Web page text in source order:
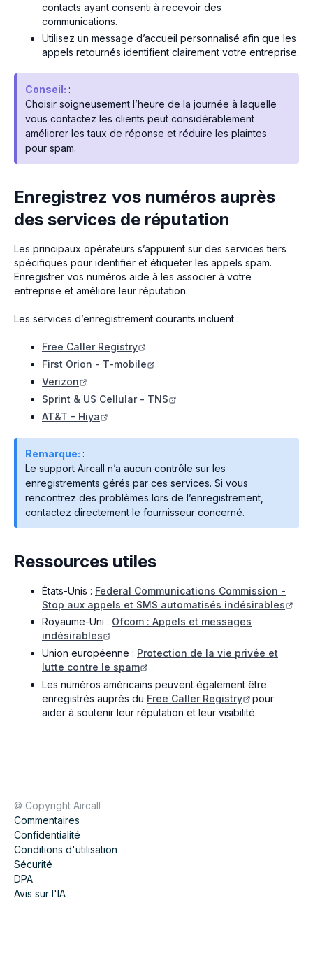
contacts ayant consenti à recevoir des
communications.
Utilisez un message d’accueil personnalisé afin que les
appels retournés identifient clairement votre entreprise.
Conseil: :
Choisir soigneusement l’heure de la journée à laquelle
vous contactez les clients peut considérablement
améliorer les taux de réponse et réduire les plaintes
pour spam.
Enregistrez vos numéros auprès
des services de réputation
Les principaux opérateurs s’appuient sur des services tiers
spécifiques pour identifier et étiqueter les appels spam.
Enregistrer vos numéros aide à les associer à votre
entreprise et améliore leur réputation.
Les services d’enregistrement courants incluent :
Free Caller Registry
First Orion - T-mobile
Verizon
Sprint & US Cellular - TNS
AT&T - Hiya
Remarque: :
Le support Aircall n’a aucun contrôle sur les
enregistrements gérés par ces services. Si vous
rencontrez des problèmes lors de l’enregistrement,
contactez directement le fournisseur concerné.
Ressources utiles
États-Unis : Federal Communications Commission -
Stop aux appels et SMS automatisés indésirables
Royaume-Uni : Ofcom : Appels et messages
indésirables
Union européenne : Protection de la vie privée et
lutte contre le spam
Les numéros américains peuvent également être
enregistrés auprès du Free Caller Registry pour
aider à soutenir leur réputation et leur visibilité.
© Copyright Aircall
Commentaires
Confidentialité
Conditions d'utilisation
Sécurité
DPA
Avis sur l'IA